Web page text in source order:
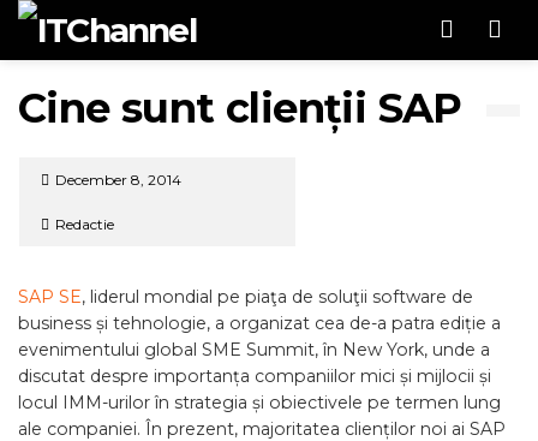
Cine sunt clienții SAP
December 8, 2014
Redactie
SAP SE, liderul mondial pe piaţa de soluţii software de
business și tehnologie, a organizat cea de-a patra ediție a
evenimentului global SME Summit, în New York, unde a
discutat despre importanța companiilor mici și mijlocii și
locul IMM-urilor în strategia și obiectivele pe termen lung
ale companiei. În prezent, majoritatea clienților noi ai SAP